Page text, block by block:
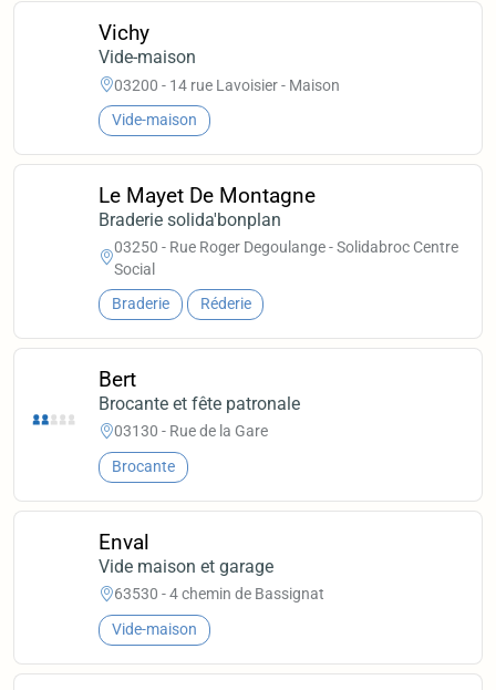
Vichy
Vide-maison
03200 - 14 rue Lavoisier - Maison
Vide-maison
Le Mayet De Montagne
Braderie solida'bonplan
03250 - Rue Roger Degoulange - Solidabroc Centre
Social
Braderie Réderie
Bert
Brocante et fête patronale
03130 - Rue de la Gare
Brocante
Enval
Vide maison et garage
63530 - 4 chemin de Bassignat
Vide-maison